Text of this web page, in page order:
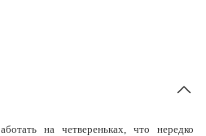
на четвереньках, что нередко